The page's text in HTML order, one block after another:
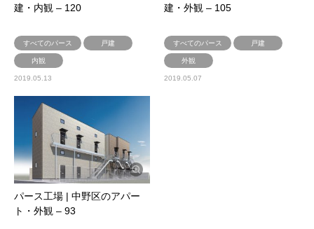
建・内観 – 120
すべてのパース 戸建
内観
2019.05.13
建・外観 – 105
すべてのパース 戸建
外観
2019.05.07
パース工場 | 中野区のアパー
ト・外観 – 93